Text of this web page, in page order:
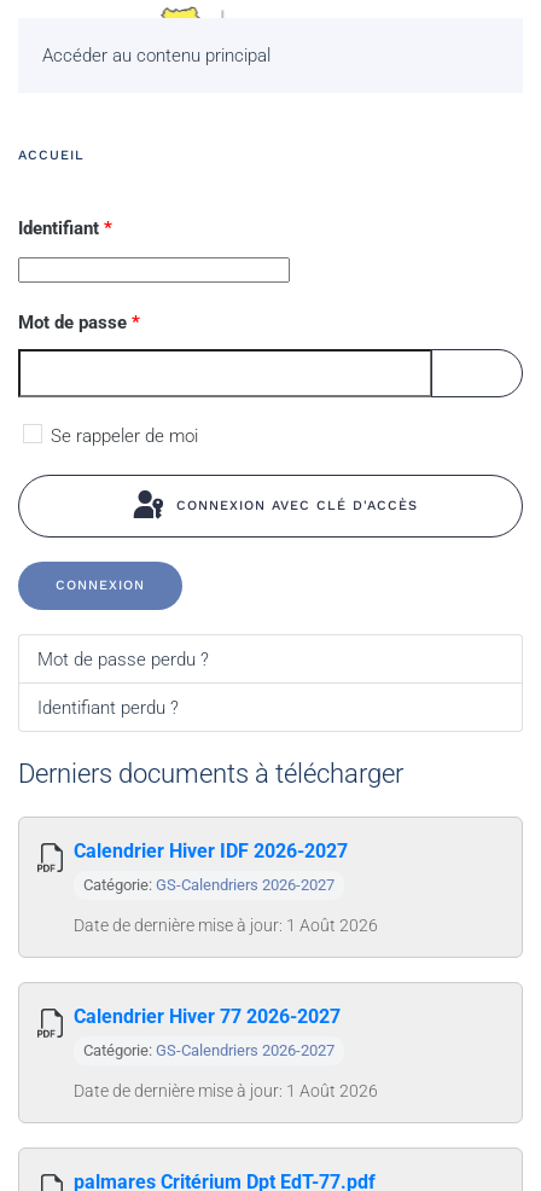
Accéder au contenu principal
ACCUEIL
Identifiant *
Mot de passe *
Se rappeler de moi
CONNEXION AVEC CLÉ D'ACCÈS
CONNEXION
Mot de passe perdu ?
Identifiant perdu ?
Derniers documents à télécharger
Calendrier Hiver IDF 2026-2027
Catégorie: GS-Calendriers 2026-2027
Date de dernière mise à jour: 1 Août 2026
Calendrier Hiver 77 2026-2027
Catégorie: GS-Calendriers 2026-2027
Date de dernière mise à jour: 1 Août 2026
palmares Critérium Dpt EdT-77.pdf